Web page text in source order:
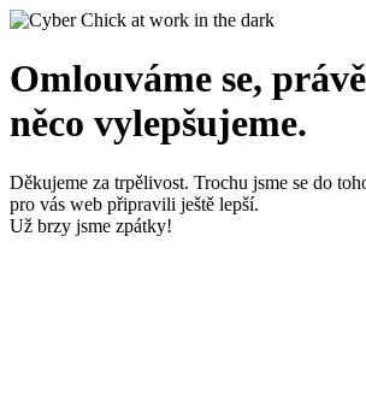
Omlouváme se,
něco vylepšujeme.
Děkujeme za trpělivost. Trochu jsme se do
pro vás web připravili ještě lepší.
Už brzy jsme zpátky!